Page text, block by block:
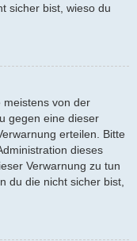
sicher bist, wieso du
meistens von der
gegen eine dieser
erteilen. Bitte
dieses
Verwarnung zu tun
du die nicht sicher bist,